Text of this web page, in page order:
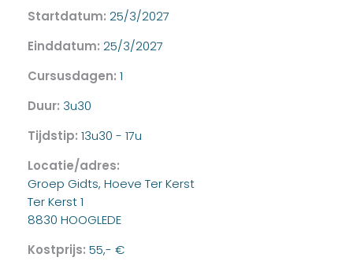
Startdatum: 25/3/2027
Einddatum: 25/3/2027
Cursusdagen: 1
Duur: 3u30
Tijdstip: 13u30 - 17u
Locatie/adres:
Groep Gidts, Hoeve Ter Kerst
Ter Kerst 1
8830 HOOGLEDE
Kostprijs: 55,- €